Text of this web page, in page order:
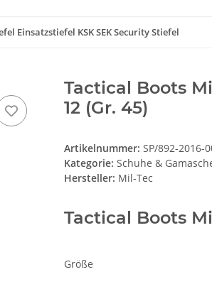
Einsatzstiefel KSK SEK Security Stiefel
Tactical Boots
12 (Gr. 45)
Artikelnummer: SP/892-2016-
Kategorie: Schuhe &
Hersteller: Mil-Tec
Tactical Boots
Größe